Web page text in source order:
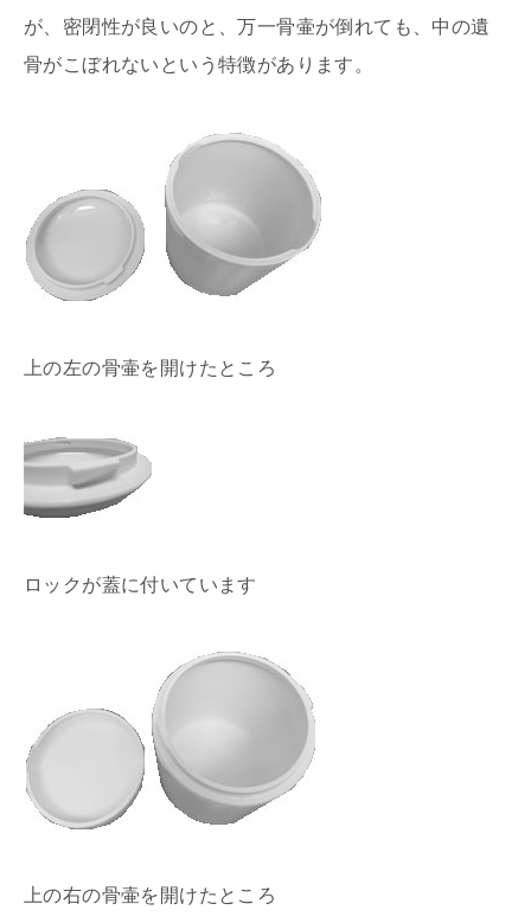
が、密閉性が良いのと、万一骨壷が倒れても、中の遺
骨がこぼれないという特徴があります。
上の左の骨壷を開けたところ
ロックが蓋に付いています
上の右の骨壷を開けたところ